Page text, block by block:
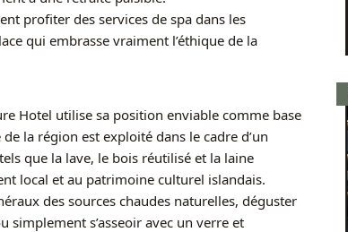
profiter des services de spa dans les
qui embrasse vraiment l’éthique de la
Hotel utilise sa position enviable comme base
la région est exploité dans le cadre d’un
que la lave, le bois réutilisé et la laine
local et au patrimoine culturel islandais.
des sources chaudes naturelles, déguster
simplement s’asseoir avec un verre et